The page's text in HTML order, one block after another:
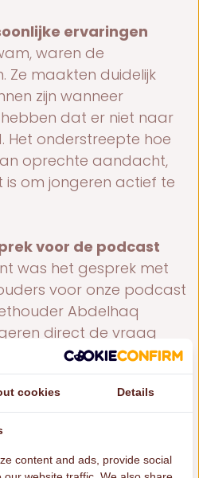
ervaringen
waren de
Ze maakten duidelijk
zijn wanneer
dat er niet naar
Het onderstreepte hoe
oprechte aandacht,
is om jongeren actief te
voor de podcast
was het gesprek met
voor onze podcast
Abdelhaq
direct de vraag
willen zien in het
werd enorm
hoe belangrijk het is
krijgen in beslissingen
cookies Details
content and ads, provide social